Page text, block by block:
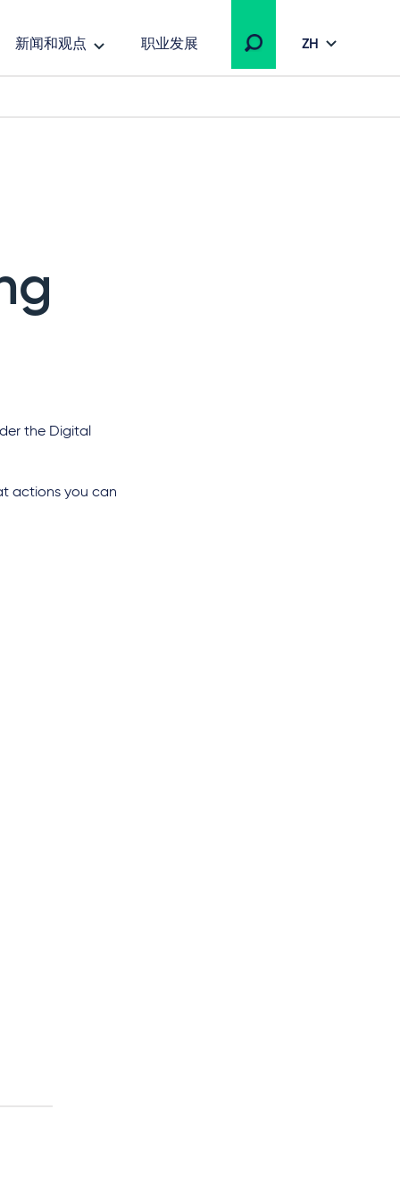
新闻和观点 职业发展 ZH
the Digital
actions you can